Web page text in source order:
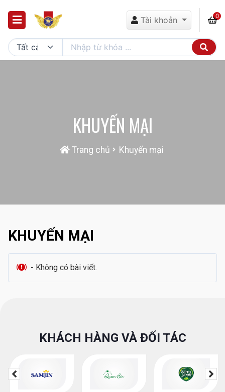
Tài khoản 0
KHUYẾN MẠI
Trang chủ Khuyến mại
KHUYẾN MẠI
- Không có bài viết.
KHÁCH HÀNG VÀ ĐỐI TÁC